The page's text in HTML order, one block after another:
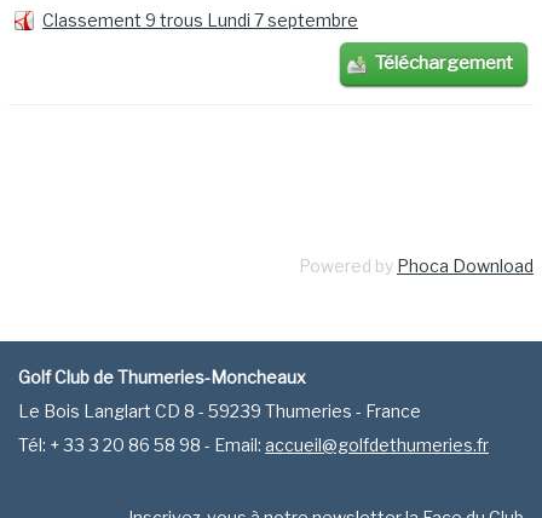
Classement 9 trous Lundi 7 septembre
Téléchargement
Powered by Phoca Download
Golf Club de Thumeries-Moncheaux
Le Bois Langlart CD 8 - 59239 Thumeries - France
Tél: + 33 3 20 86 58 98 - Email:accueil@golfdethumeries.fr